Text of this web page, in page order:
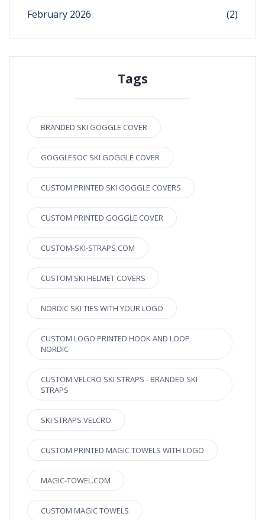
February 2026
(2)
Tags
BRANDED SKI GOGGLE COVER
GOGGLESOC SKI GOGGLE COVER
CUSTOM PRINTED SKI GOGGLE COVERS
CUSTOM PRINTED GOGGLE COVER
CUSTOM-SKI-STRAPS.COM
CUSTOM SKI HELMET COVERS
NORDIC SKI TIES WITH YOUR LOGO
CUSTOM LOGO PRINTED HOOK AND LOOP
NORDIC
CUSTOM VELCRO SKI STRAPS - BRANDED SKI
STRAPS
SKI STRAPS VELCRO
CUSTOM PRINTED MAGIC TOWELS WITH LOGO
MAGIC-TOWEL.COM
CUSTOM MAGIC TOWELS